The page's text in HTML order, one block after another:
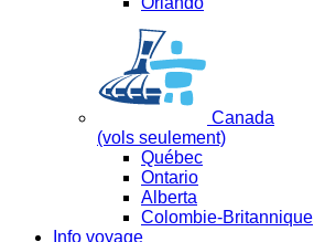
Canada
(vols seulement)
Québec
Ontario
Alberta
Colombie-Britannique
Info voyage